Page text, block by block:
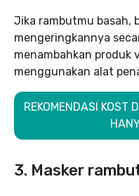
Jika rambutmu basah,
mengeringkannya
menambahkan produk
menggunakan alat
REKOMENDASI KOST
3. Masker